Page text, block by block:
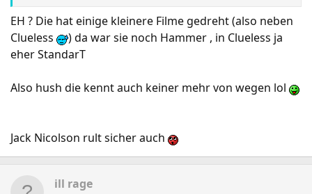
EH ? Die hat einige kleinere Filme gedreht (also neben
Clueless
) da war sie noch Hammer , in Clueless ja
eher StandarT
Also hush die kennt auch keiner mehr von wegen lol
Jack Nicolson rult sicher auch
ill rage